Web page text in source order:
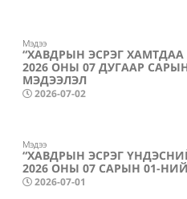
Мэдээ
“ХАВДРЫН ЭСРЭГ ХАМТДАА
2026 ОНЫ 07 ДУГААР
МЭДЭЭЛЭЛ
2026-07-02
Мэдээ
“ХАВДРЫН ЭСРЭГ
2026 ОНЫ 07 САРЫН 01-
2026-07-01